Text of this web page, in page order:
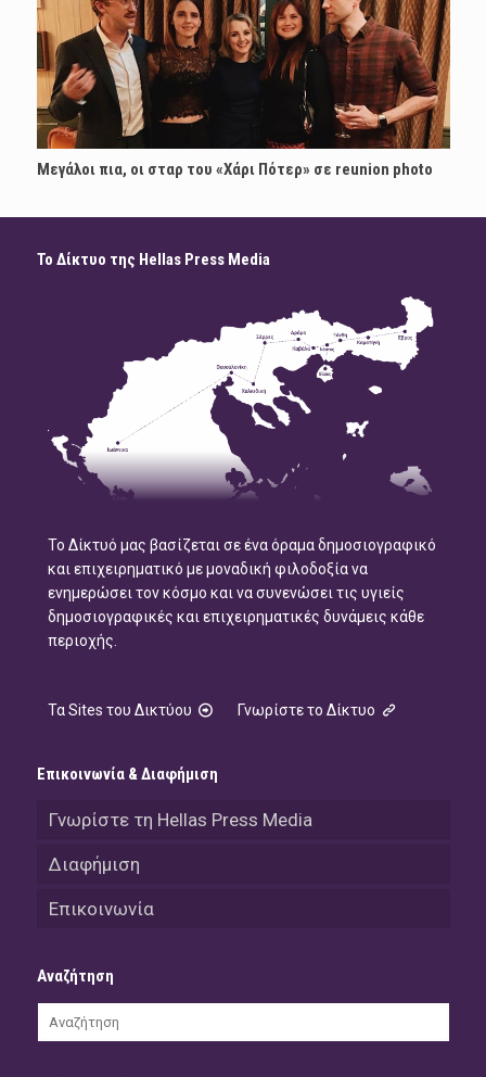
Μεγάλοι πια, οι σταρ του «Χάρι Πότερ» σε reunion photo
Το Δίκτυο της Hellas Press Media
Το Δίκτυό μας βασίζεται σε ένα όραμα δημοσιογραφικό
και επιχειρηματικό με μοναδική φιλοδοξία να
ενημερώσει τον κόσμο και να συνενώσει τις υγιείς
δημοσιογραφικές και επιχειρηματικές δυνάμεις κάθε
περιοχής.
Τα Sites του Δικτύου Γνωρίστε το Δίκτυο
Επικοινωνία & Διαφήμιση
Γνωρίστε τη Hellas Press Media
Διαφήμιση
Επικοινωνία
Αναζήτηση